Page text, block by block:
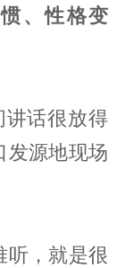
、性格变
讲话很放得
发源地现场
听，就是很